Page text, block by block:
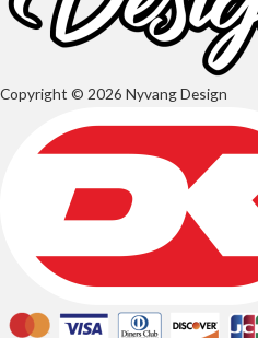
Copyright © 2026 Nyvang Design